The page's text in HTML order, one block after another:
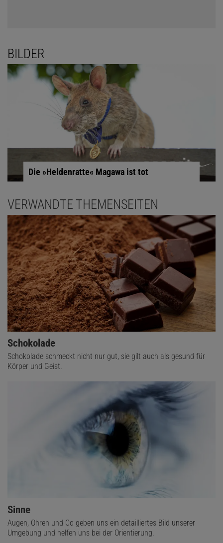
BILDER
Die »Heldenratte« Magawa ist tot
VERWANDTE THEMENSEITEN
Schokolade
Schokolade schmeckt nicht nur gut, sie gilt auch als gesund für
Körper und Geist.
Sinne
Augen, Ohren und Co geben uns ein detailliertes Bild unserer
Umgebung und helfen uns bei der Orientierung.